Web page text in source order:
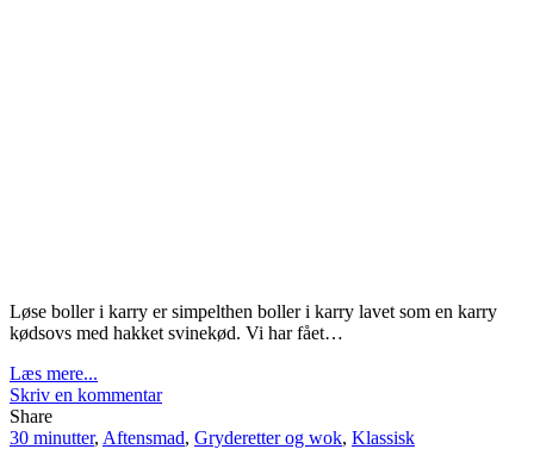
Løse boller i karry er simpelthen boller i karry lavet som en karry
kødsovs med hakket svinekød. Vi har fået…
Læs mere...
Skriv en kommentar
Share
30 minutter, Aftensmad, Gryderetter og wok, Klassisk